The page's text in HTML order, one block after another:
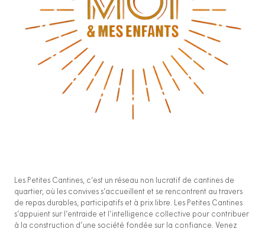
Les Petites Cantines, c’est un réseau non lucratif de cantines de
quartier, où les convives s’accueillent et se rencontrent au travers
de repas durables, participatifs et à prix libre. Les Petites Cantines
s’appuient sur l’entraide et l’intelligence collective pour contribuer
à la construction d’une société fondée sur la confiance. Venez